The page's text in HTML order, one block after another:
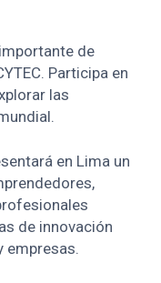
de
Participa en
las
en Lima un
de innovación
empresas.